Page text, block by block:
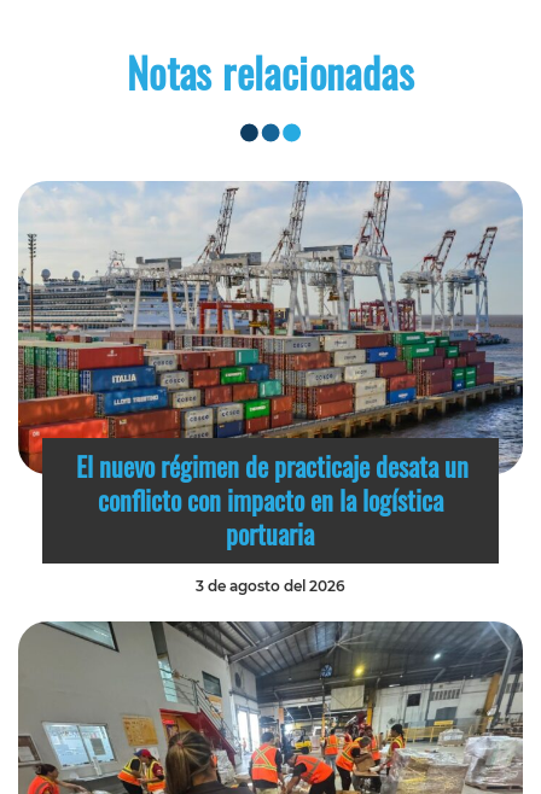
Notas relacionadas
El nuevo régimen de practicaje desata un
conflicto con impacto en la logística
portuaria
3 de agosto del 2026